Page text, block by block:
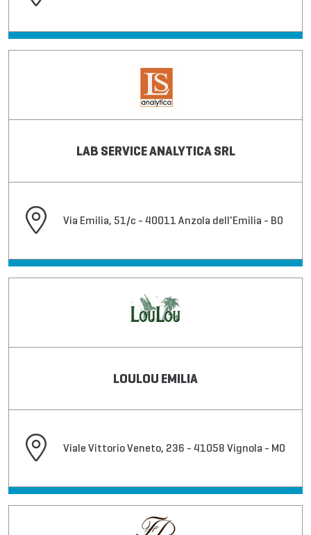
LAB SERVICE ANALYTICA SRL
Via Emilia, 51/c - 40011 Anzola dell'Emilia - BO
LOULOU EMILIA
Viale Vittorio Veneto, 236 - 41058 Vignola - MO